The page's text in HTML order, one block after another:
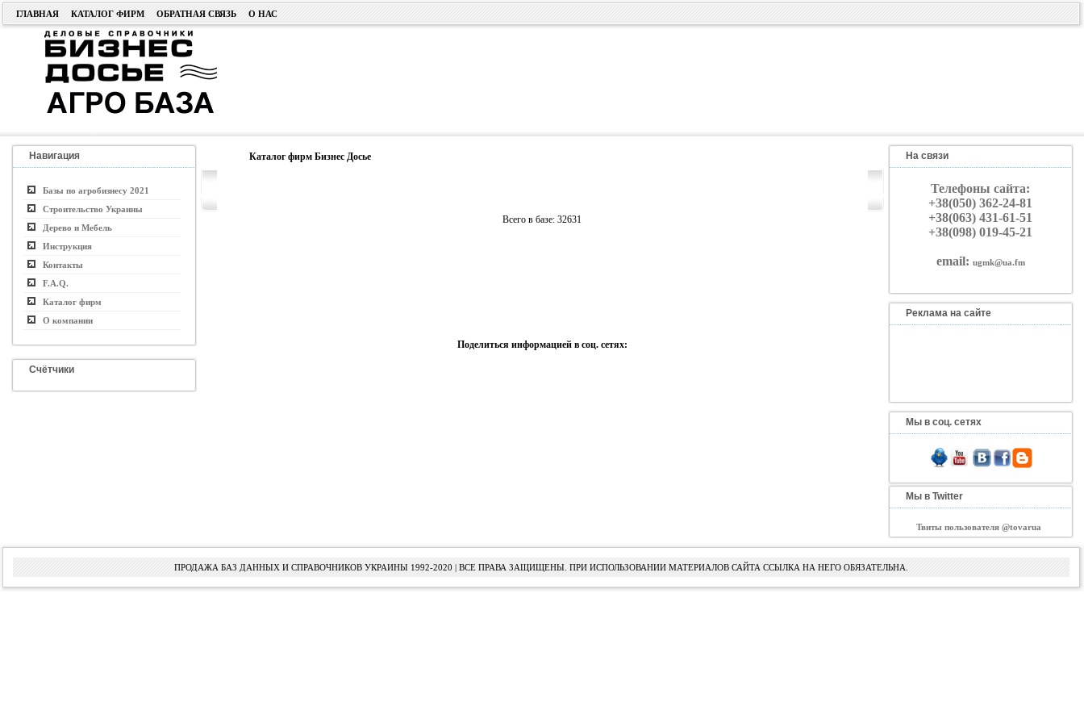
ГЛАВНАЯ КАТАЛОГ ФИРМ ОБРАТНАЯ СВЯЗЬ О НАС
Навигация
Базы по агробизнесу 2021
Строительство Украины
Дерево и Мебель
Инструкция
Контакты
F.A.Q.
Каталог фирм
О компании
Счётчики
Каталог фирм Бизнес Досье
Всего в базе: 32631
Поделиться информацией в соц. сетях:
На связи
Телефоны сайта:
+38(050) 362-24-81
+38(063) 431-61-51
+38(098) 019-45-21
email: ugmk@ua.fm
Реклама на сайте
Мы в соц. сетях
Мы в Twitter
Твиты пользователя @tovarua
ПРОДАЖА БАЗ ДАННЫХ И СПРАВОЧНИКОВ УКРАИНЫ 1992-2020 | ВСЕ ПРАВА ЗАЩИЩЕНЫ. ПРИ ИСПОЛЬЗОВАНИИ МАТЕРИАЛОВ САЙТА ССЫЛКА НА НЕГО ОБЯЗАТЕЛЬНА.